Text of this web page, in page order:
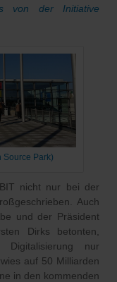
von der Initiative
Source Park)
nicht nur bei der
Auch
und der Präsident
Dirks betonten,
nur
auf 50 Milliarden
in den kommenden